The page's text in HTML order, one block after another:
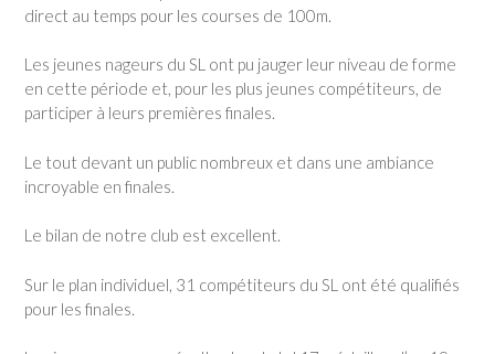
direct au temps pour les courses de 100m.
Les jeunes nageurs du SL ont pu jauger leur niveau de forme
en cette période et, pour les plus jeunes compétiteurs, de
participer à leurs premières finales.
Le tout devant un public nombreux et dans une ambiance
incroyable en finales.
Le bilan de notre club est excellent.
Sur le plan individuel, 31 compétiteurs du SL ont été qualifiés
pour les finales.